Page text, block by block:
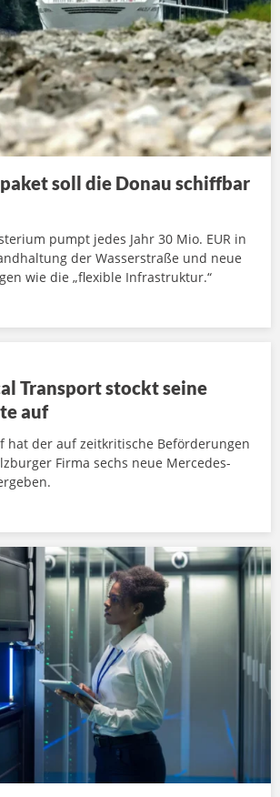
soll die Donau schiffbar
pumpt jedes Jahr 30 Mio. EUR in
der Wasserstraße und neue
wie die „flexible Infrastruktur.“
Transport stockt seine
auf
hat der auf zeitkritische Beförderungen
Firma sechs neue Mercedes-